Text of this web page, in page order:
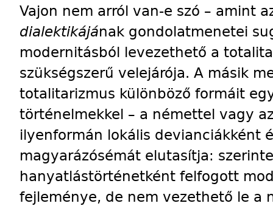
Vajon nem arról van-e szó – amint
dialektikájának gondolatmenetei
modernitásból levezethető a
szükségszerű velejárója. A másik
totalitarizmus különböző formáit
történelmekkel – a némettel vagy
ilyenformán lokális devianciákként
magyarázósémát elutasítja:
hanyatlástörténetként felfogott
fejleménye, de nem vezethető le a